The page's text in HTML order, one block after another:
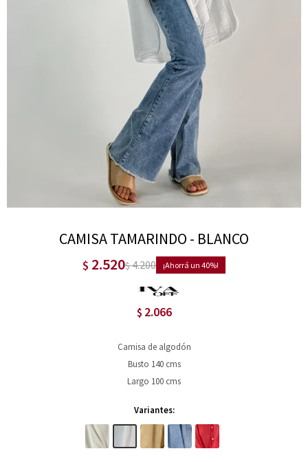
CAMISA TAMARINDO - BLANCO
$ 2.520$4.200 40
$ 2.066
Camisa de algodón
Busto 140 cms
Largo 100 cms
Variantes: